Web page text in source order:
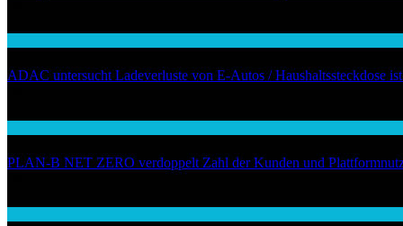
ADAC untersucht Ladeverluste von E-Autos / Haushaltssteckdose
PLAN-B NET ZERO verdoppelt Zahl der Kunden und